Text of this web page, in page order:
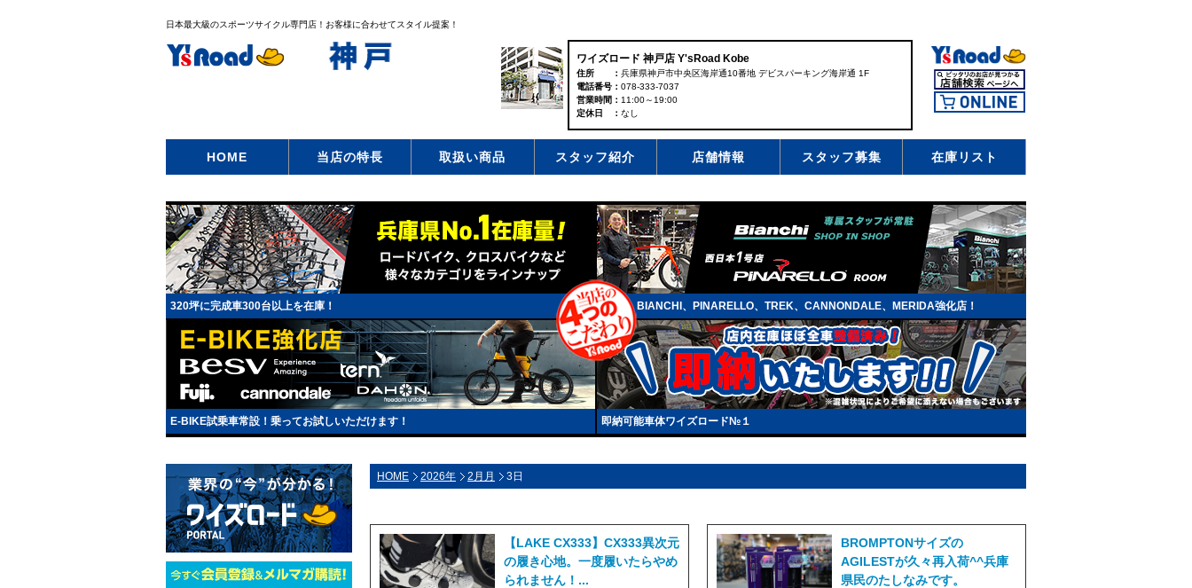
日本最大級のスポーツサイクル専門店！お客様に合わせてスタイル提案！
ワイズロード 神戸店 Y'sRoad Kobe
住所
兵庫県神戸市中央区海岸通10番地 デビスパーキング海岸通 1F
電話番号
078-333-7037
営業時間
11:00～19:00
定休日
なし
HOME 当店の特長 取扱い商品 スタッフ紹介 店舗情報 スタッフ募集 在庫リスト
320坪に完成車300台以上を在庫！ BIANCHI、PINARELLO、TREK、CANNONDALE、MERIDA強化店！
E-BIKE試乗車常設！乗ってお試しいただけます！ 即納可能車体ワイズロード№１
HOME 2026年 2月月 3日
【LAKE CX333】CX333異次元
の履き心地。一度履いたらやめ
られません！...
BROMPTONサイズの
AGILESTが久々再入荷^^兵庫
県民のたしなみです。